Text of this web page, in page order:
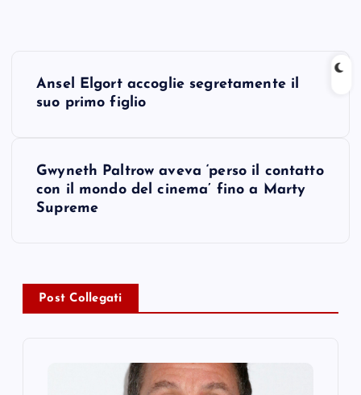
v
Ansel Elgort accoglie segretamente il
suo primo figlio
Gwyneth Paltrow aveva ‘perso il contatto
con il mondo del cinema’ fino a Marty
Supreme
Post Collegati